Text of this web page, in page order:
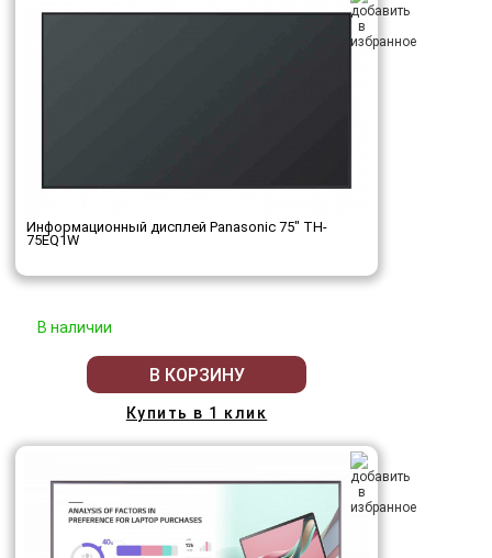
Информационный дисплей Panasonic 75" TH-
75EQ1W
В наличии
В КОРЗИНУ
Купить в 1 клик